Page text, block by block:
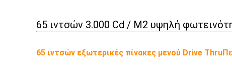
65 ιντσών 3.000 Cd / M2 υψηλή
65 ιντσών εξωτερικές πίνακες μενού Drive Thru